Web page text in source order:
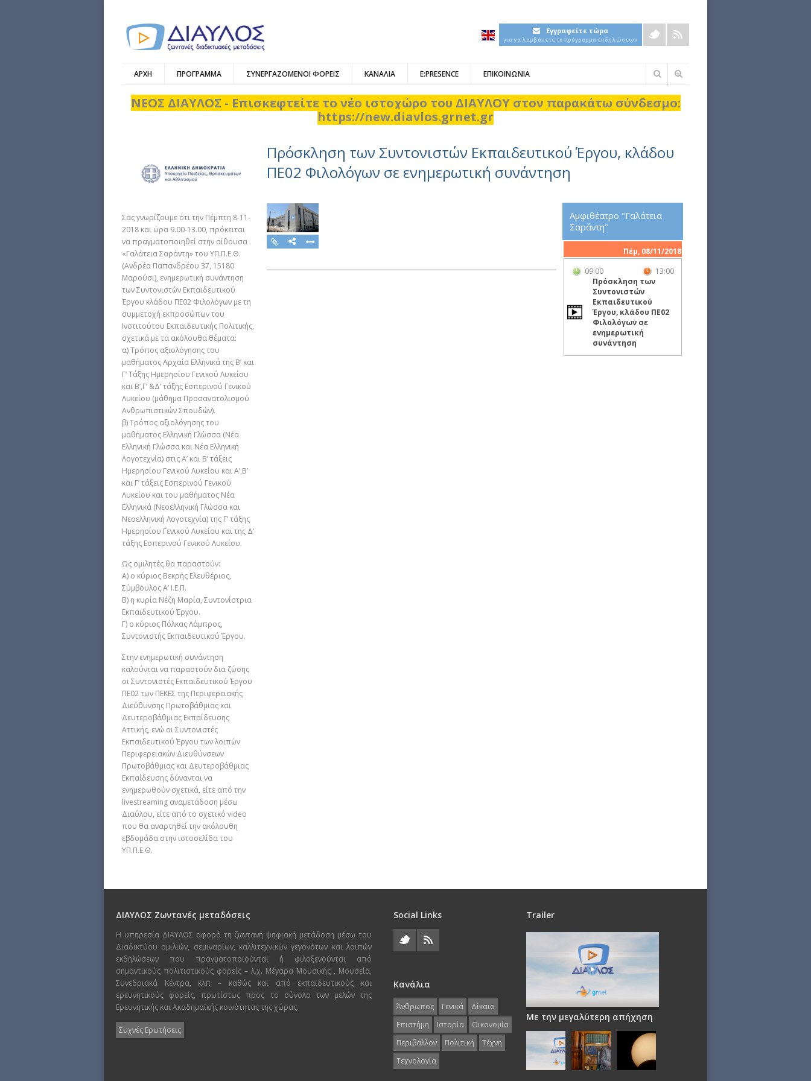
Εγγραφείτε τώρα
για να λαμβάνετε το πρόγραμμα εκδηλώσεων
ΑΡΧΗ ΠΡΟΓΡΑΜΜΑ ΣΥΝΕΡΓΑΖΟΜΕΝΟΙ ΦΟΡΕΙΣ ΚΑΝΑΛΙΑ E:PRESENCE ΕΠΙΚΟΙΝΩΝΙΑ
Φόρμα
αναζήτησης
ΝΕΟΣ ΔΙΑΥΛΟΣ - Επισκεφτείτε το νέο ιστοχώρο του ΔΙΑΥΛΟΥ στον παρακάτω σύνδεσμο:
https://new.diavlos.grnet.gr
Πρόσκληση των Συντονιστών Εκπαιδευτικού Έργου, κλάδου
ΠΕ02 Φιλολόγων σε ενημερωτική συνάντηση
Σας γνωρίζουμε ότι την Πέμπτη 8-11-
2018 και ώρα 9.00-13.00, πρόκειται
να πραγματοποιηθεί στην αίθουσα
«Γαλάτεια Σαράντη» του ΥΠ.Π.Ε.Θ.
(Ανδρέα Παπανδρέου 37, 15180
Μαρούσι), ενημερωτική συνάντηση
των Συντονιστών Εκπαιδευτικού
Έργου κλάδου ΠΕ02 Φιλολόγων με τη
συμμετοχή εκπροσώπων του
Ινστιτούτου Εκπαιδευτικής Πολιτικής,
σχετικά με τα ακόλουθα θέματα:
α) Τρόπος αξιολόγησης του
μαθήματος Αρχαία Ελληνικά της Β’ και
Γ’ Τάξης Ημερησίου Γενικού Λυκείου
και Β’,Γ’ &Δ’ τάξης Εσπερινού Γενικού
Λυκείου (μάθημα Προσανατολισμού
Ανθρωπιστικών Σπουδών).
β) Τρόπος αξιολόγησης του
μαθήματος Ελληνική Γλώσσα (Νέα
Ελληνική Γλώσσα και Νέα Ελληνική
Λογοτεχνία) στις Α’ και Β’ τάξεις
Ημερησίου Γενικού Λυκείου και Α’,Β’
και Γ’ τάξεις Εσπερινού Γενικού
Λυκείου και του μαθήματος Νέα
Ελληνικά (Νεοελληνική Γλώσσα και
Νεοελληνική Λογοτεχνία) της Γ’ τάξης
Ημερησίου Γενικού Λυκείου και της Δ’
τάξης Εσπερινού Γενικού Λυκείου.
Ως ομιλητές θα παραστούν:
Α) ο κύριος Βεκρής Ελευθέριος,
Σύμβουλος Α’ Ι.Ε.Π.
Β) η κυρία Νέζη Μαρία, Συντονίστρια
Εκπαιδευτικού Έργου.
Γ) ο κύριος Πόλκας Λάμπρος,
Συντονιστής Εκπαιδευτικού Έργου.
Στην ενημερωτική συνάντηση
καλούνται να παραστούν δια ζώσης
οι Συντονιστές Εκπαιδευτικού Έργου
ΠΕ02 των ΠΕΚΕΣ της Περιφερειακής
Διεύθυνσης Πρωτοβάθμιας και
Δευτεροβάθμιας Εκπαίδευσης
Αττικής, ενώ οι Συντονιστές
Εκπαιδευτικού Έργου των λοιπών
Περιφερειακών Διευθύνσεων
Πρωτοβάθμιας και Δευτεροβάθμιας
Εκπαίδευσης δύνανται να
ενημερωθούν σχετικά, είτε από την
livestreaming αναμετάδoση μέσω
Διαύλου, είτε από το σχετικό video
που θα αναρτηθεί την ακόλουθη
εβδομάδα στην ιστοσελίδα του
ΥΠ.Π.Ε.Θ.
Αμφιθέατρο "Γαλάτεια
Σαράντη"
Πέμ, 08/11/2018
09:00
13:00
Πρόσκληση των
Συντονιστών
Εκπαιδευτικού
Έργου, κλάδου ΠΕ02
Φιλολόγων σε
ενημερωτική
συνάντηση
ΔΙΑΥΛΟΣ Ζωντανές μεταδόσεις
Η υπηρεσία ΔΙΑΥΛΟΣ αφορά τη ζωντανή ψηφιακή μετάδοση μέσω του
Διαδικτύου ομιλιών, σεμιναρίων, καλλιτεχνικών γεγονότων και λοιπών
εκδηλώσεων που πραγματοποιούνται ή φιλοξενούνται από
σημαντικούς πολιτιστικούς φορείς – λ.χ. Μέγαρα Μουσικής , Μουσεία,
Συνεδριακά Κέντρα, κλπ – καθώς και από εκπαιδευτικούς και
ερευνητικούς φορείς, πρωτίστως προς το σύνολο των μελών της
Ερευνητικής και Ακαδημαϊκής κοινότητας της χώρας.
Συχνές Ερωτήσεις
Social Links
Κανάλια
Άνθρωπος Γενικά
Δίκαιο
Επιστήμη
Ιστορία
Οικονομία
Περιβάλλον
Πολιτική
Τέχνη
Τεχνολογία
Trailer
Με την μεγαλύτερη απήχηση